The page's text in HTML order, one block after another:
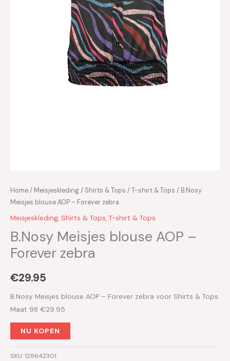
Home/ Meisjeskleding/ Shirts & Tops /T-shirt & Tops / B.Nosy
Meisjes blouse AOP – Forever zebra
Meisjeskleding, Shirts & Tops, T-shirt & Tops
B.Nosy Meisjes blouse AOP –
Forever zebra
€29.95
B.Nosy Meisjes blouse AOP – Forever zebra voor Shirts & Tops
Maat 98 €29.95
NU KOPEN
SKU:128642301